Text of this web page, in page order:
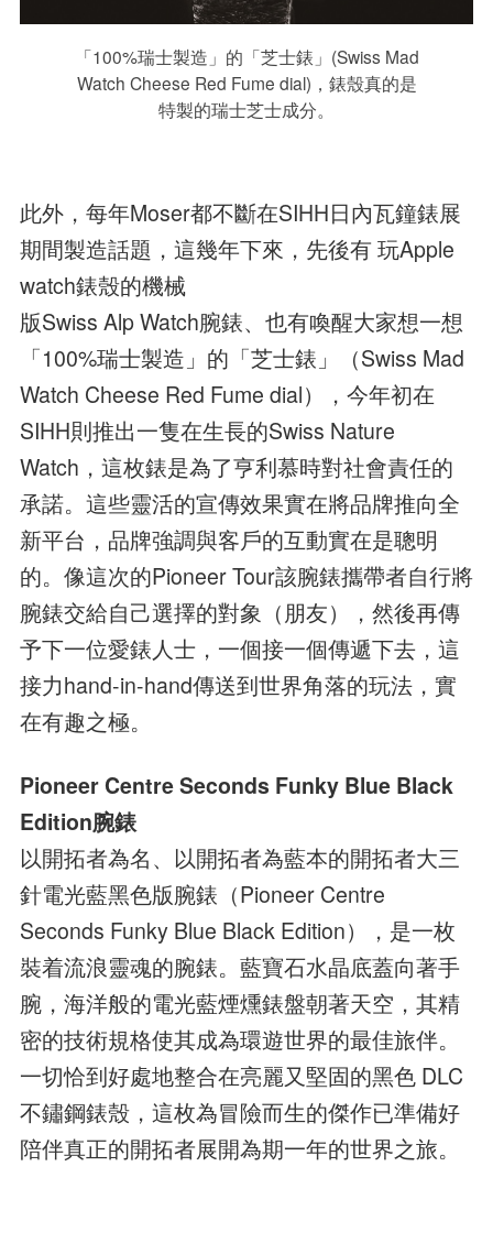
「100%瑞士製造」的「芝士錶」(Swiss Mad
Watch Cheese Red Fume dial)，錶殼真的是
特製的瑞士芝士成分。
此外，每年Moser都不斷在SIHH日內瓦鐘錶展
期間製造話題，這幾年下來，先後有 玩Apple
watch錶殼的機械
版Swiss Alp Watch腕錶、也有喚醒大家想一想
「100%瑞士製造」的「芝士錶」（Swiss Mad
Watch Cheese Red Fume dial），今年初在
SIHH則推出一隻在生長的Swiss Nature
Watch，這枚錶是為了亨利慕時對社會責任的
承諾。這些靈活的宣傳效果實在將品牌推向全
新平台，品牌強調與客戶的互動實在是聰明
的。像這次的Pioneer Tour該腕錶攜帶者自行將
腕錶交給自己選擇的對象（朋友），然後再傳
予下一位愛錶人士，一個接一個傳遞下去，這
接力hand-in-hand傳送到世界角落的玩法，實
在有趣之極。
Pioneer Centre Seconds Funky Blue Black
Edition腕錶
以開拓者為名、以開拓者為藍本的開拓者大三
針電光藍黑色版腕錶（Pioneer Centre
Seconds Funky Blue Black Edition），是一枚
裝着流浪靈魂的腕錶。藍寶石水晶底蓋向著手
腕，海洋般的電光藍煙燻錶盤朝著天空，其精
密的技術規格使其成為環遊世界的最佳旅伴。
一切恰到好處地整合在亮麗又堅固的黑色 DLC
不鏽鋼錶殼，這枚為冒險而生的傑作已準備好
陪伴真正的開拓者展開為期一年的世界之旅。